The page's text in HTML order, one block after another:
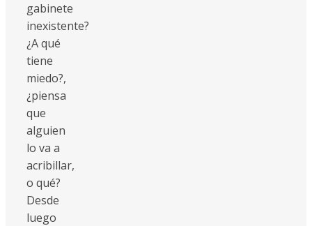
gabinete
inexistente?
¿A qué
tiene
miedo?,
¿piensa
que
alguien
lo va a
acribillar,
o qué?
Desde
luego